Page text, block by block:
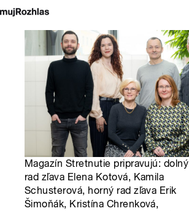
Magazín Stretnutie pripravujú: dolný
rad zľava Elena Kotová, Kamila
Schusterová, horný rad zľava Erik
Šimoňák, Kristína Chrenková,